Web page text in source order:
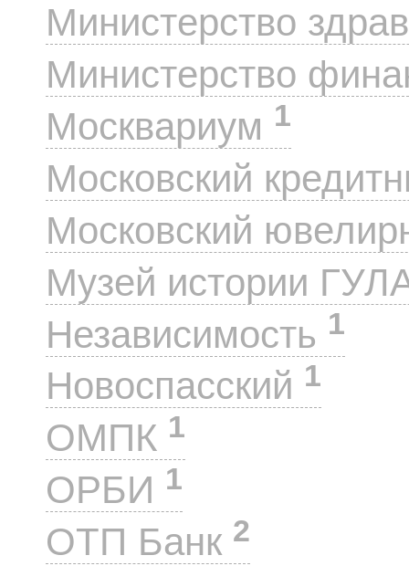
Министерство
Министерство
Москвариум 1
Московский
Московский
Музей истории
Независимость 1
Новоспасский 1
ОМПК 1
ОРБИ 1
ОТП Банк 2